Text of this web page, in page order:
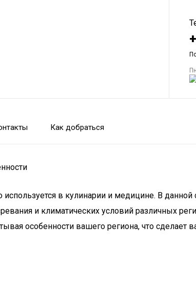
Как добраться
в кулинарии и медицине. В
и климатических условий различных
особенности вашего региона, что сделает